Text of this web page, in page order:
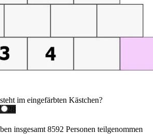
im eingefärbten Kästchen?
28
insgesamt 8592 Personen teilgenommen